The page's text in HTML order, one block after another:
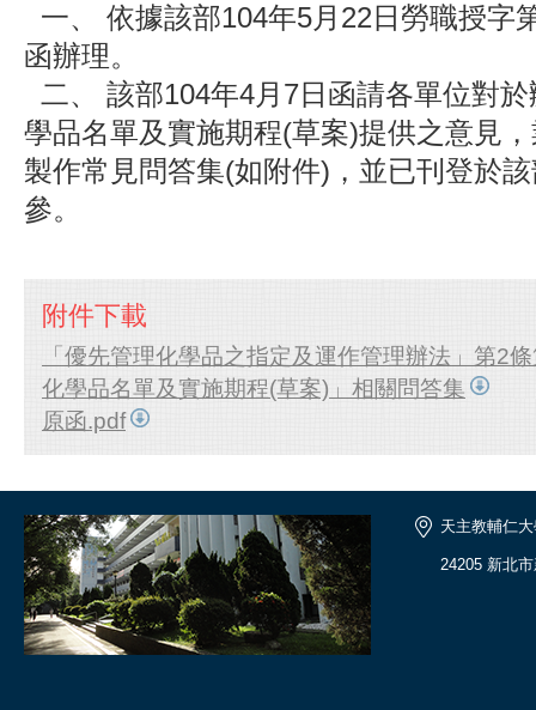
一、
依據該部104年5月22日勞職授字
函辦理。
二、
該部104年4月7日函請各單位對
學品名單及實施期程(草案)提供之意見
製作常見問答集(如附件)，並已刊登於
參。
附件下載
「優先管理化學品之指定及運作管理辦法」第2
化學品名單及實施期程(草案)」相關問答集
原函.pdf
天主教輔仁
24205 新北